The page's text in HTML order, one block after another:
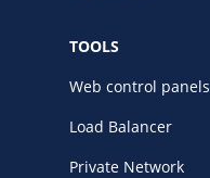
TOOLS
Web control panels
Load Balancer
Private Network